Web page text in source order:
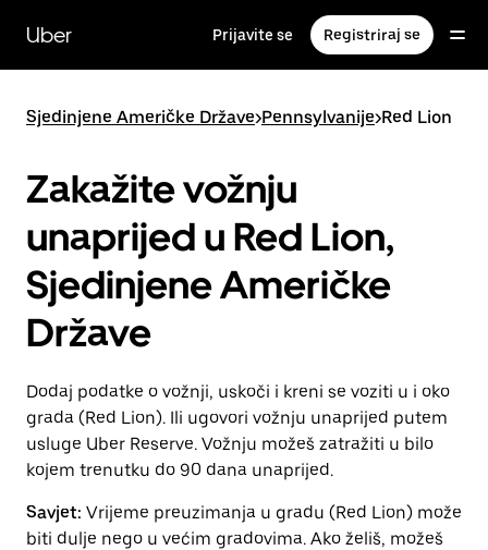
glavni
sadržaj
Uber Prijavite se Registriraj se
Sjedinjene Američke Države>Pennsylvanije>Red Lion
Zakažite vožnju
unaprijed u Red Lion,
Sjedinjene Američke
Države
Dodaj podatke o vožnji, uskoči i kreni se voziti u i oko
grada (Red Lion). Ili ugovori vožnju unaprijed putem
usluge Uber Reserve. Vožnju možeš zatražiti u bilo
kojem trenutku do 90 dana unaprijed.
Savjet: Vrijeme preuzimanja u gradu (Red Lion) može
biti dulje nego u većim gradovima. Ako želiš, možeš